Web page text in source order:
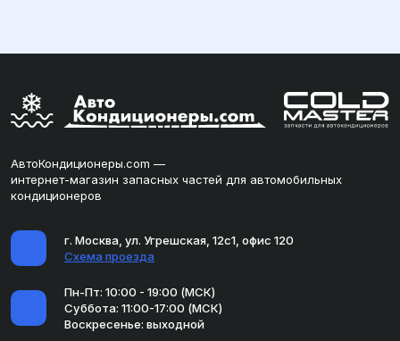
АвтоКондиционеры.com —
интернет-магазин запасных частей для автомобильных
кондиционеров
г. Москва, ул. Угрешская, 12с1, офис 120
Схема проезда
Пн-Пт: 10:00 - 19:00 (МСК)
Суббота: 11:00-17:00 (МСК)
Воскресенье: выходной